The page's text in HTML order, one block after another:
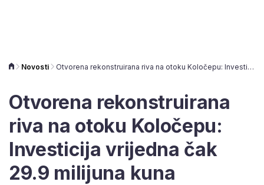
Novosti Otvorena rekonstruirana riva na otoku Koločepu: Investicija vrijedna čak 29.9 milijuna kuna
Otvorena rekonstruirana
riva na otoku Koločepu:
Investicija vrijedna čak
29.9 milijuna kuna